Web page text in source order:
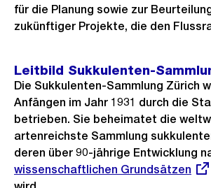
für die Planung sowie zur
zukünftiger Projekte, die den
Leitbild Sukkulenten-
Die Sukkulenten-Sammlung Zürich
Anfängen im Jahr 1931 durch die
betrieben. Sie beheimatet die
artenreichste Sammlung
deren über 90-jährige Entwicklung
wissenschaftlichen Grundsätzen